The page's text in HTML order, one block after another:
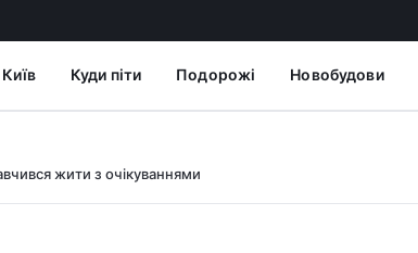
Київ Куди піти Подорожі Новобудови
жити з очікуваннями